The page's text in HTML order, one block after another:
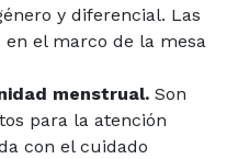
y diferencial. Las
el marco de la mesa
menstrual. Son
para la atención
con el cuidado